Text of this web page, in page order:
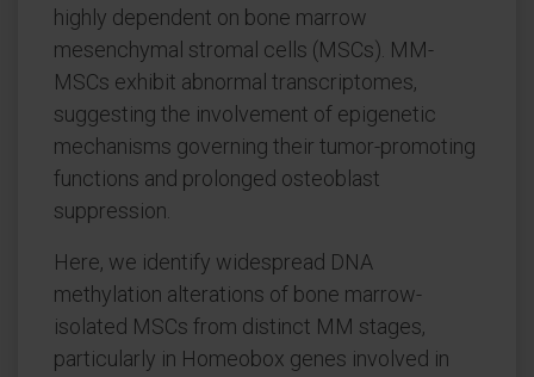
highly dependent on bone marrow
mesenchymal stromal cells (MSCs). MM-
MSCs exhibit abnormal transcriptomes,
suggesting the involvement of epigenetic
mechanisms governing their tumor-promoting
functions and prolonged osteoblast
suppression.
Here, we identify widespread DNA
methylation alterations of bone marrow-
isolated MSCs from distinct MM stages,
particularly in Homeobox genes involved in